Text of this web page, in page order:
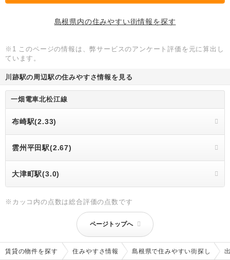
島根県内の住みやすい街情報を探す
※1 このページの情報は、弊サービスのアンケート評価を元に算出し
ています。
川跡駅の周辺駅の住みやすさ情報を見る
一畑電車北松江線
布崎駅(2.33)
雲州平田駅(2.67)
大津町駅(3.0)
※カッコ内の点数は総合評価の点数です
ページトップへ
賃貸の物件を探す 住みやすさ情報 島根県で住みやすい街探し